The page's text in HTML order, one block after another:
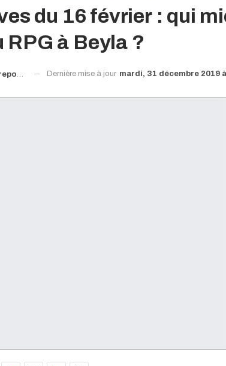
du 16 février : qui
RPG à Beyla ?
Dernière mise à jour mardi, 31 décembre 2019